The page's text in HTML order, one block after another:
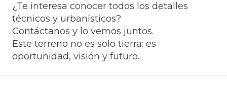
¿Te interesa conocer todos los detalles
técnicos y urbanísticos?
Contáctanos y lo vemos juntos.
Este terreno no es solo tierra: es
oportunidad, visión y futuro.